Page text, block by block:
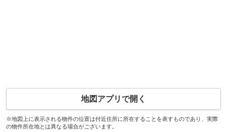
地図アプリで開く
※地図上に表示される物件の位置は付近住所に所在することを表すものであり、実際
の物件所在地とは異なる場合がございます。